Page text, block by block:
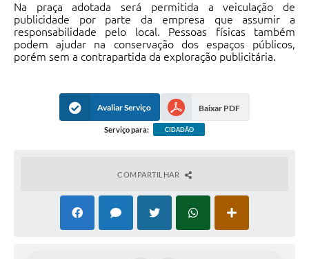
Editais
Contratos
Vagas de Emprego - PAT
Planos de Tecnologia da Informação e Comunicação
Documentos
Na praça adotada será permitida a veiculação de
publicidade por parte da empresa que assumir a
responsabilidade pelo local. Pessoas físicas também
podem ajudar na conservação dos espaços públicos,
porém sem a contrapartida da exploração publicitária.
Avaliar Serviço Baixar PDF
Serviço para: CIDADÃO
COMPARTILHAR